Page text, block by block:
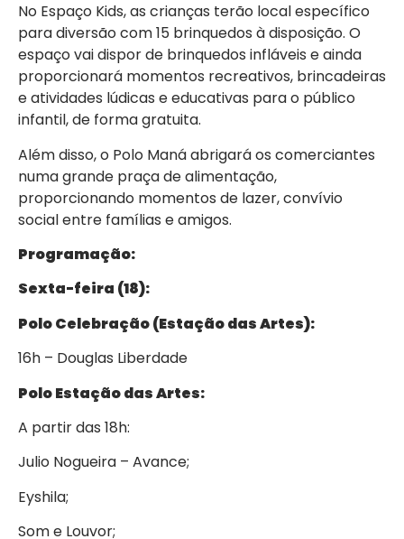
No Espaço Kids, as crianças terão local específico
para diversão com 15 brinquedos à disposição. O
espaço vai dispor de brinquedos infláveis e ainda
proporcionará momentos recreativos, brincadeiras
e atividades lúdicas e educativas para o público
infantil, de forma gratuita.
Além disso, o Polo Maná abrigará os comerciantes
numa grande praça de alimentação,
proporcionando momentos de lazer, convívio
social entre famílias e amigos.
Programação:
Sexta-feira (18):
Polo Celebração (Estação das Artes):
16h – Douglas Liberdade
Polo Estação das Artes:
A partir das 18h:
Julio Nogueira – Avance;
Eyshila;
Som e Louvor;